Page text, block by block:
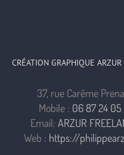
CRÉATION GRAPHIQUE
37, rue Carême
Mobile : 06 87 24 05
Email: ARZUR
Web : https://